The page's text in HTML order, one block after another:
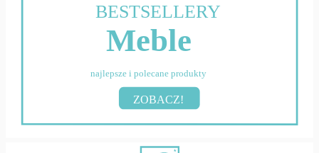
BESTSELLERY
Meble
najlepsze i polecane produkty
ZOBACZ!